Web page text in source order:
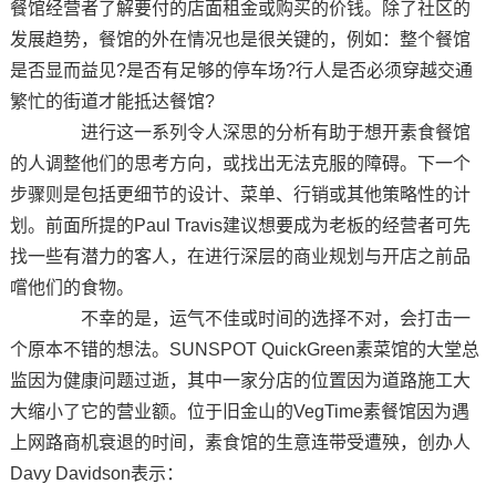
餐馆经营者了解要付的店面租金或购买的价钱。除了社区的
发展趋势，餐馆的外在情况也是很关键的，例如：整个餐馆
是否显而益见?是否有足够的停车场?行人是否必须穿越交通
繁忙的街道才能抵达餐馆?
进行这一系列令人深思的分析有助于想开素食餐馆
的人调整他们的思考方向，或找出无法克服的障碍。下一个
步骤则是包括更细节的设计、菜单、行销或其他策略性的计
划。前面所提的Paul Travis建议想要成为老板的经营者可先
找一些有潜力的客人，在进行深层的商业规划与开店之前品
嚐他们的食物。
不幸的是，运气不佳或时间的选择不对，会打击一
个原本不错的想法。SUNSPOT QuickGreen素菜馆的大堂总
监因为健康问题过逝，其中一家分店的位置因为道路施工大
大缩小了它的营业额。位于旧金山的VegTime素餐馆因为遇
上网路商机衰退的时间，素食馆的生意连带受遭殃，创办人
Davy Davidson表示：